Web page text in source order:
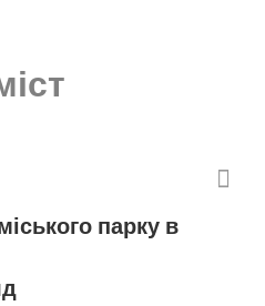
парку в